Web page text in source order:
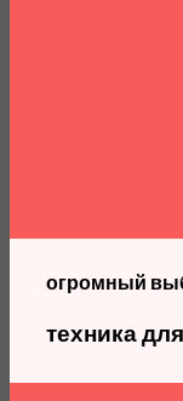
огромный
техника